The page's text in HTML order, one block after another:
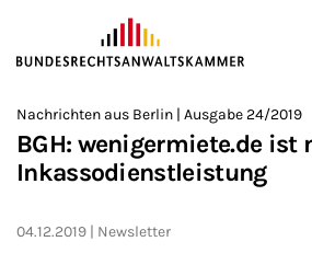
ZUM HAUPTINHALT SPRINGEN
Sie befinden sich hier:
>
Startseite
>
Newsroom
>
Newsletter
>
Nachrichten aus Berlin | Ausgabe 24/2019
BGH: wenigermiete.de ist
Inkassodienstleistung
04.12.2019 Newsletter